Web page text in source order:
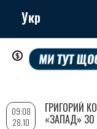
Перейти
содержанию
Укр
09:08
28.10
ГРИГОРИЙ
«ЗАПАД»